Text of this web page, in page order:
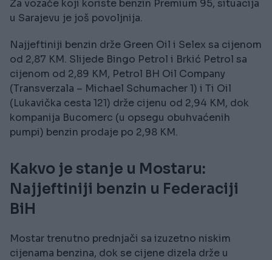
Za vozače koji koriste benzin Premium 95, situacija
u Sarajevu je još povoljnija.
Najjeftiniji benzin drže Green Oil i Selex sa cijenom
od 2,87 KM. Slijede Bingo Petrol i Brkić Petrol sa
cijenom od 2,89 KM, Petrol BH Oil Company
(Transverzala – Michael Schumacher 1) i Ti Oil
(Lukavička cesta 121) drže cijenu od 2,94 KM, dok
kompanija Bucomerc (u opsegu obuhvaćenih
pumpi) benzin prodaje po 2,98 KM.
Kakvo je stanje u Mostaru:
Najjeftiniji benzin u Federaciji
BiH
Mostar trenutno prednjači sa izuzetno niskim
cijenama benzina, dok se cijene dizela drže u